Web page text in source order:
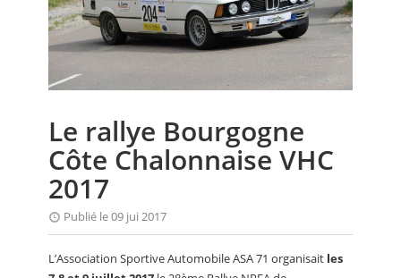
CALENDRIER
ANNUAIRES
PETITES ANNONCES
Le rallye Bourgogne
Côte Chalonnaise VHC
2017
Publié le 09 jui 2017
L’Association Sportive Automobile ASA 71 organisait les